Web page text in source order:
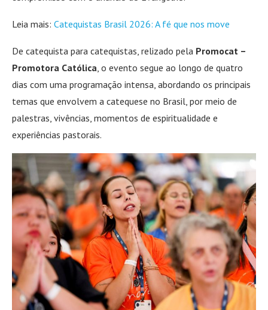
Leia mais: Catequistas Brasil 2026: A fé que nos move
De catequista para catequistas, relizado pela Promocat –
Promotora Católica , o evento segue ao longo de quatro
dias com uma programação intensa, abordando os principais
temas que envolvem a catequese no Brasil, por meio de
palestras, vivências, momentos de espiritualidade e
experiências pastorais.